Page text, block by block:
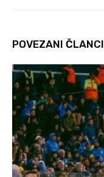
POVEZANI ČLANCI